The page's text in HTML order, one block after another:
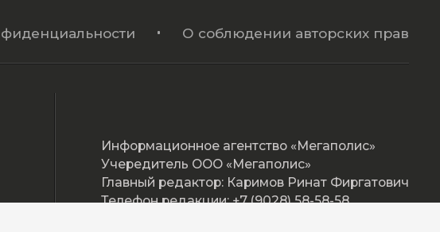
О соблюдении авторских прав
Информационное агентство «Мегаполис»
Учередитель ООО «Мегаполис»
Главный редактор: Каримов Ринат Фиргатович
Телефон редакции: +7 (9028) 58-58-58